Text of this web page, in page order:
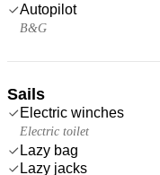
Autopilot
B&G
Sails
Electric winches
Electric toilet
Lazy bag
Lazy jacks